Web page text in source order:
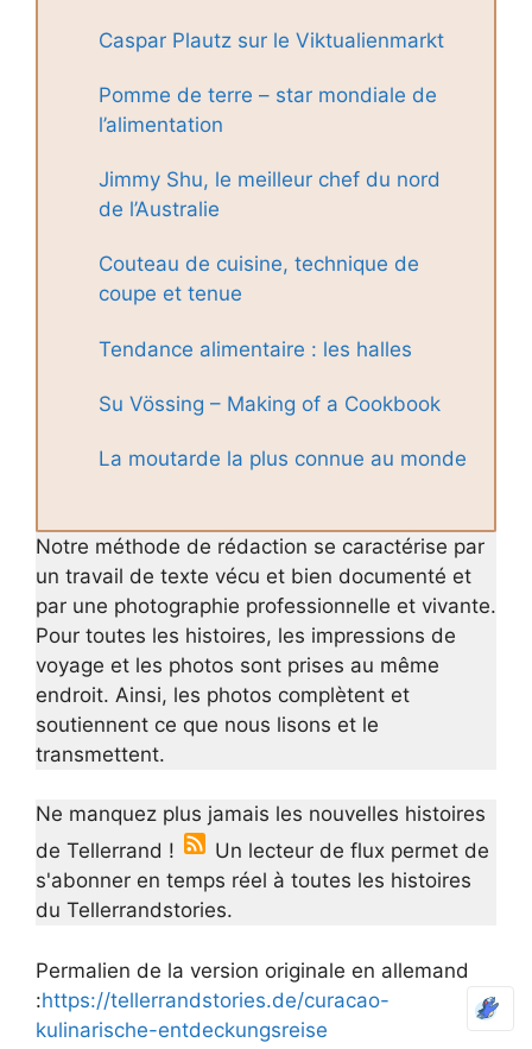
Caspar Plautz sur le Viktualienmarkt
Pomme de terre – star mondiale de
l’alimentation
Jimmy Shu, le meilleur chef du nord
de l’Australie
Couteau de cuisine, technique de
coupe et tenue
Tendance alimentaire : les halles
Su Vössing – Making of a Cookbook
La moutarde la plus connue au monde
Notre méthode de rédaction se caractérise par
un travail de texte vécu et bien documenté et
par une photographie professionnelle et vivante.
Pour toutes les histoires, les impressions de
voyage et les photos sont prises au même
endroit. Ainsi, les photos complètent et
soutiennent ce que nous lisons et le
transmettent.
Ne manquez plus jamais les nouvelles histoires
de Tellerrand !
Un lecteur de flux permet de
s'abonner en temps réel à toutes les histoires
du Tellerrandstories.
Permalien de la version originale en allemand
:https://tellerrandstories.de/curacao-
kulinarische-entdeckungsreise